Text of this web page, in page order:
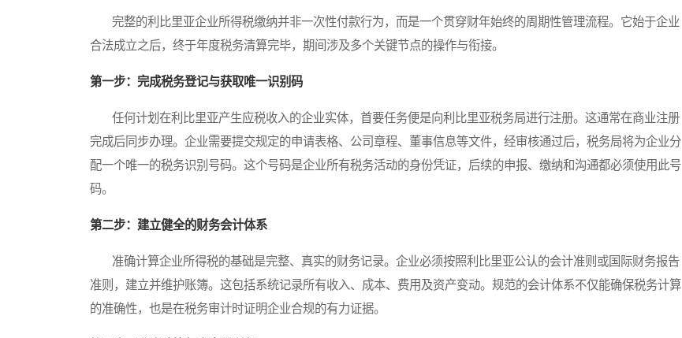
完整的利比里亚企业所得税缴纳并非一次性付款行为，而是一个贯穿财年始终的周期性管理流程。它始于企业
合法成立之后，终于年度税务清算完毕，期间涉及多个关键节点的操作与衔接。
第一步：完成税务登记与获取唯一识别码
任何计划在利比里亚产生应税收入的企业实体，首要任务便是向利比里亚税务局进行注册。这通常在商业注册
完成后同步办理。企业需要提交规定的申请表格、公司章程、董事信息等文件，经审核通过后，税务局将为企业分
配一个唯一的税务识别号码。这个号码是企业所有税务活动的身份凭证，后续的申报、缴纳和沟通都必须使用此号
码。
第二步：建立健全的财务会计体系
准确计算企业所得税的基础是完整、真实的财务记录。企业必须按照利比里亚公认的会计准则或国际财务报告
准则，建立并维护账簿。这包括系统记录所有收入、成本、费用及资产变动。规范的会计体系不仅能确保税务计算
的准确性，也是在税务审计时证明企业合规的有力证据。